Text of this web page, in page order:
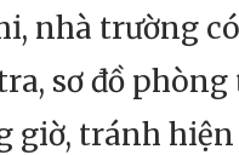
nhà trường
sơ đồ
giờ, tránh